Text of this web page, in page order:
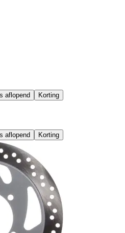
aflopend Korting
aflopend Korting